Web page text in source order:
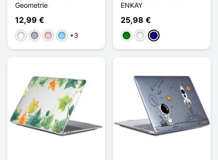
Geometrie
12,99 €
WeißGrauPinkHellblau
+3
ENKAY
25,98 €
GrünVert Foncé
Nuit Étoilée